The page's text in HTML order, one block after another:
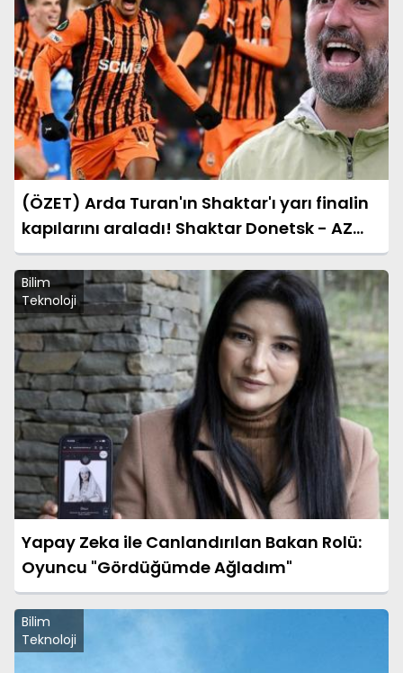
(ÖZET) Arda Turan'ın Shaktar'ı yarı finalin
kapılarını araladı! Shaktar Donetsk - AZ
Alkmaar maçı sonucu: 3-0 (UEFA
Konferans Ligi)
Bilim
Teknoloji
Yapay Zeka ile Canlandırılan Bakan Rolü:
Oyuncu "Gördüğümde Ağladım"
Bilim
Teknoloji